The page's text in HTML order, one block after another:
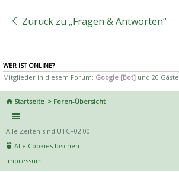
Zurück zu „Fragen & Antworten“
WER IST ONLINE?
Mitglieder in diesem Forum: Google [Bot] und 20 Gäste
Startseite Foren-Übersicht
Alle Zeiten sind UTC+02:00
Alle Cookies löschen
Impressum